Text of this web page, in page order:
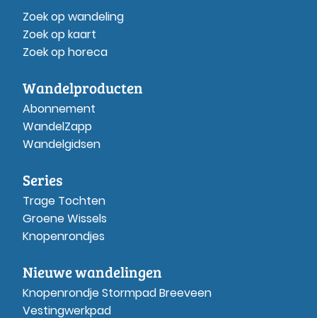
Zoek op wandeling
Zoek op kaart
Zoek op horeca
Wandelproducten
Abonnement
WandelZapp
Wandelgidsen
Series
Trage Tochten
Groene Wissels
Knopenrondjes
Nieuwe wandelingen
Knopenrondje Stormpad Breeveen
Vestingwerkpad